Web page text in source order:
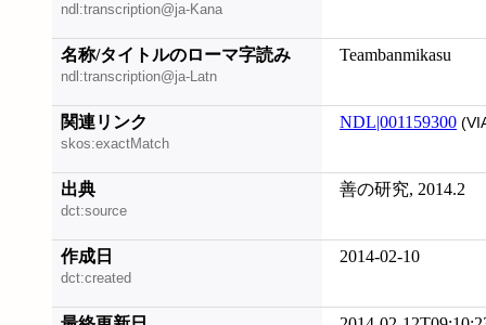
ndl:transcription@ja-Kana
名称/タイトルのローマ字読み
ndl:transcription@ja-Latn
Teambanmikasu
関連リンク
skos:exactMatch
NDL|001159300
出典
dct:source
善の研究, 2014.2
作成日
dct:created
2014-02-10